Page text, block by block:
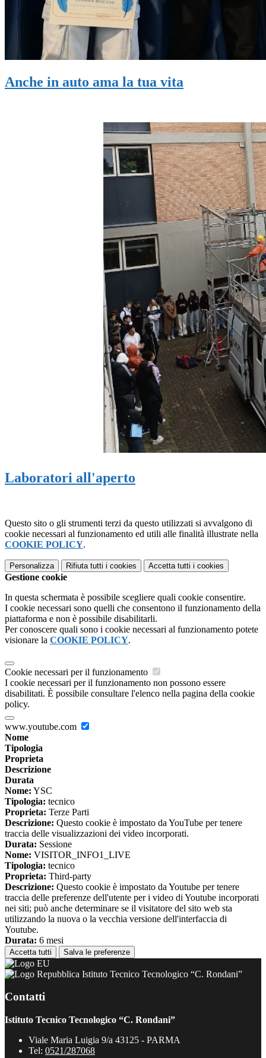
Anche in auto ama la tua vita
Laboratori all'aperto
Questo sito o gli strumenti terzi da questo utilizzati si avvalgono di
cookie necessari al funzionamento ed utili alle finalità illustrate nella
COOKIE POLICY.
Personalizza Rifiuta tutti i cookies Accetta tutti i cookies
Gestione cookie
In questa schermata è possibile scegliere quali cookie consentire.
I cookie necessari sono quelli che consentono il funzionamento della
piattaforma e non è possibile disabilitarli.
Per conoscere quali sono i cookie necessari al funzionamento potete
visionare la COOKIE POLICY.
Cookie necessari per il funzionamento
I cookie necessari per il funzionamento non possono essere
disabilitati. È possibile consultare l'elenco nella pagina della cookie
policy.
www.youtube.com
Nome
Tipologia
Proprieta
Descrizione
Durata
Nome: YSC
Tipologia: tecnico
Proprieta: Terze Parti
Descrizione: Questo cookie è impostato da YouTube per tenere
traccia delle visualizzazioni dei video incorporati.
Durata: Sessione
Nome: VISITOR_INFO1_LIVE
Tipologia: tecnico
Proprieta: Third-party
Descrizione: Questo cookie è impostato da Youtube per tenere
traccia delle preferenze dell'utente per i video di Youtube incorporati
nei siti; può anche determinare se il visitatore del sito web sta
utilizzando la nuova o la vecchia versione dell'interfaccia di
Youtube.
Durata: 6 mesi
Accetta tutti Salva le preferenze
Istituto Tecnico Tecnologico “C. Rondani”
Contatti
Istituto Tecnico Tecnologico “C. Rondani”
Viale Maria Luigia 9/a 43125 - PARMA
Tel: 0521/287068